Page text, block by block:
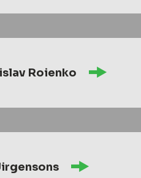
Roienko